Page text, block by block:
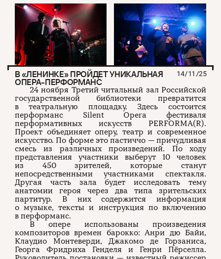
В «ЛЕНИНКЕ» ПРОЙДЕТ УНИКАЛЬНАЯ
ОПЕРА-ПЕРФОРМАНС
14/11/25
24 ноября Третий читальный зал Российской
государственной библиотеки превратится
в театральную площадку. Здесь состоится
перформанс Silent Opera фестиваля
перформативных искусств PERFORMA(R).
Проект объединяет оперу, театр и современное
искусство. По форме это пастиччо — причудливая
смесь из различных произведений. По ходу
представления участники выберут 10 человек
из 450 зрителей, которые станут
непосредственными участниками спектакля.
Другая часть зала будет исследовать тему
анатомии героя через два типа зрительских
партитур. В них содержится информация
о музыке, тексты и инструкция по включению
в перформанс.
В опере использованы произведения
композиторов времен барокко: Анри дю Байи,
Клаудио Монтеверди, Джакомо де Горзаниса,
Георга Фридриха Генделя и Генри Пёрселла.